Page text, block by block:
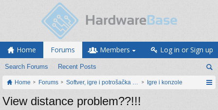
Home Forums
Search Forums Recent Posts
Members Log in or Sign up
Home Forums Softver, igre i potrošačka elektronikaIgre i konzole
View distance problem??!!!